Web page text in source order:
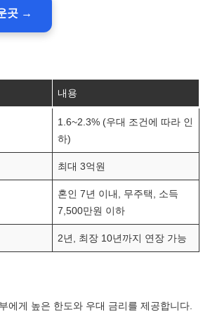
곳 →
내용
1.6~2.3% (우대 조건에 따라 인
하)
최대 3억원
혼인 7년 이내, 무주택, 소득
7,500만원 이하
2년, 최장 10년까지 연장 가능
에게 높은 한도와 우대 금리를 제공합니다.